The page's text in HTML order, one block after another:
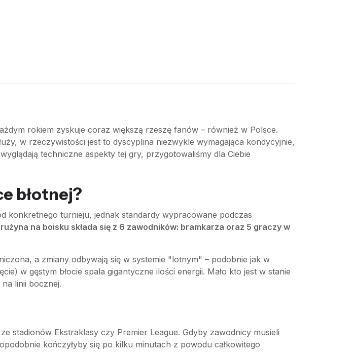
rokiem zyskuje coraz większą rzeszę fanów – również w Polsce.
w rzeczywistości jest to dyscyplina niezwykle wymagająca kondycyjnie,
techniczne aspekty tej gry, przygotowaliśmy dla Ciebie
błotnej?
konkretnego turnieju, jednak standardy wypracowane podczas
na boisku składa się z 6 zawodników: bramkarza oraz 5 graczy w
a zmiany odbywają się w systemie "lotnym" – podobnie jak w
w gęstym błocie spala gigantyczne ilości energii. Mało kto jest w stanie
linii bocznej.
stadionów Ekstraklasy czy Premier League. Gdyby zawodnicy musieli
kończyłyby się po kilku minutach z powodu całkowitego